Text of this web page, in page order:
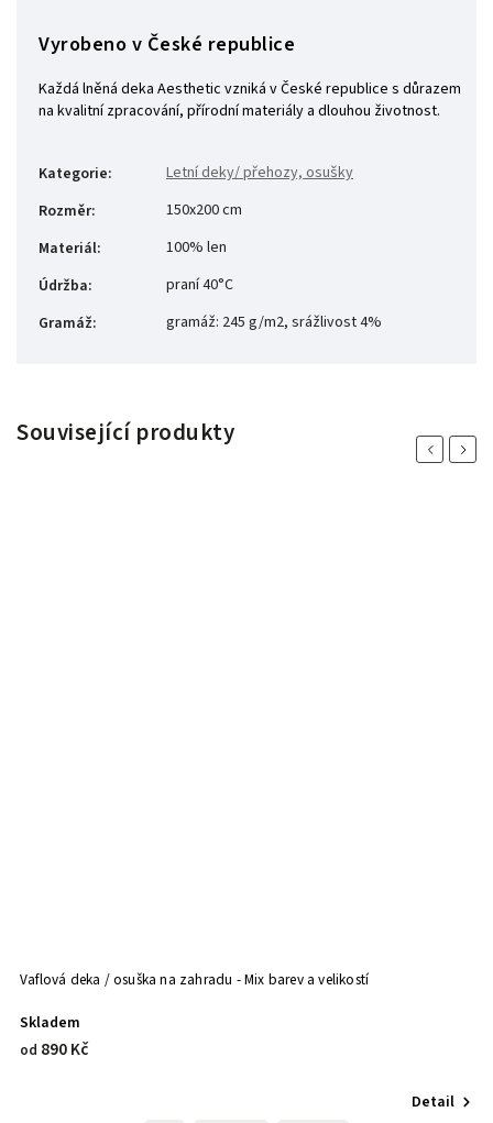
Vyrobeno v České republice
Každá lněná deka Aesthetic vzniká v České republice s důrazem
na kvalitní zpracování, přírodní materiály a dlouhou životnost.
Kategorie:
Letní deky/ přehozy, osušky
Rozměr:
150x200 cm
Materiál:
100% len
Údržba:
praní 40°C
Gramáž: gramáž: 245 g/m2, srážlivost 4%
Související produkty
Previous
Vaflová deka / osuška na zahradu - Mix barev a velikostí
Skladem
od 890 Kč
Detail
Next